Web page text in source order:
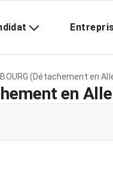
(Détachement en
en